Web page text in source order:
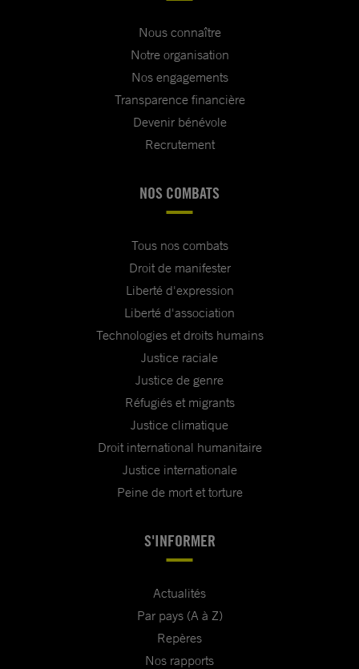
Nous connaître
Notre organisation
Nos engagements
Transparence financière
Devenir bénévole
Recrutement
NOS COMBATS
Tous nos combats
Droit de manifester
Liberté d'expression
Liberté d'association
Technologies et droits humains
Justice raciale
Justice de genre
Réfugiés et migrants
Justice climatique
Droit international humanitaire
Justice internationale
Peine de mort et torture
S'INFORMER
Actualités
Par pays (A à Z)
Repères
Nos rapports